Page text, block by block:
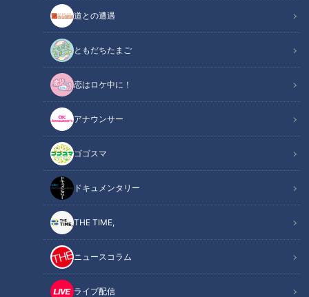
道との遭遇
ともだちたまご
恋はロケ中に！
アナウンサー
ゴゴスマ
ドキュメンタリー
THE TIME,
ニュースコラム
ライブ配信
イケメンぞろいの『男子新体操部』にパンサー向井が潜入。人気漫画
『バキ』の180度開脚も披露してくれました！！
この記事の画像（全6枚）